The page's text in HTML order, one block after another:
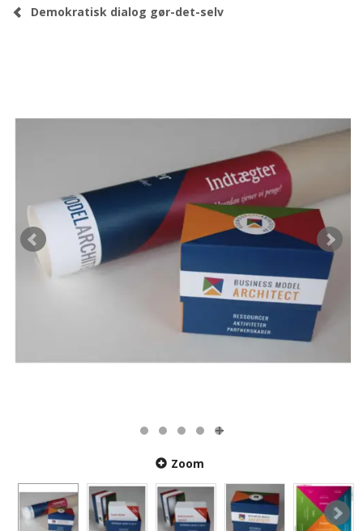
Demokratisk dialog gør-det-selv
Zoom